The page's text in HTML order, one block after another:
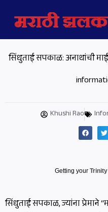
content
सिंधुताई सपकाळ: अनाथांची
Khushi Rao
Getting your
सिंधुताई सपकाळ, ज्यांना प्रेमाने